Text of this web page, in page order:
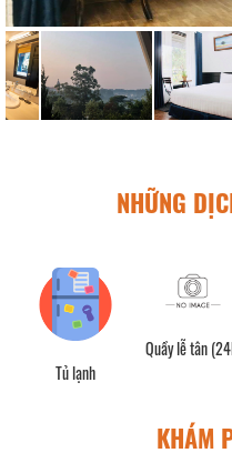
NHỮNG
Tủ lạnh
Quầy lễ tân
KHÁM